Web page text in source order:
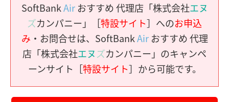
SoftBankAirおすすめ 代理店「株式会社エヌ
ズカンパニー」［特設サイト］へのお申込
み ・お問合せは、SoftBankAirおすすめ 代理
店「株式会社エヌ ズカンパニー」のキャンペ
ーンサイト［特設サイト］から可能です。